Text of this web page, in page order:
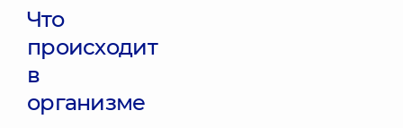
Что
происходит
в
организме